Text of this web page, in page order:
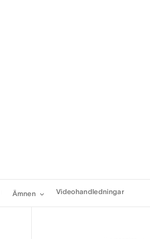
Ämnen Videohandledningar